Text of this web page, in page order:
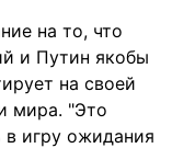
на то, что
и Путин якобы
на своей
мира. "Это
в игру ожидания